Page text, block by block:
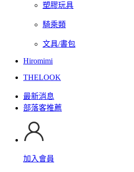
塑膠玩具
騎乘類
文具/書包
Hiromimi
THELOOK
最新消息
部落客推薦
加入會員